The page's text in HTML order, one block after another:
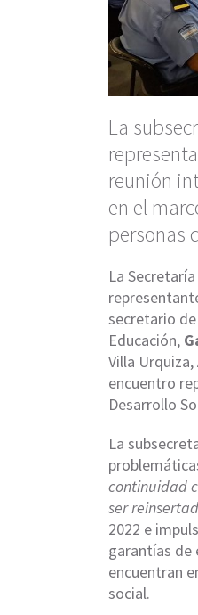
La
reunión
en el
personas
La
secretario
Educación,
Villa Urquiza,
encuentro
Desarrollo
La
continuidad
ser
2022 e
garantías de
encuentran
social.